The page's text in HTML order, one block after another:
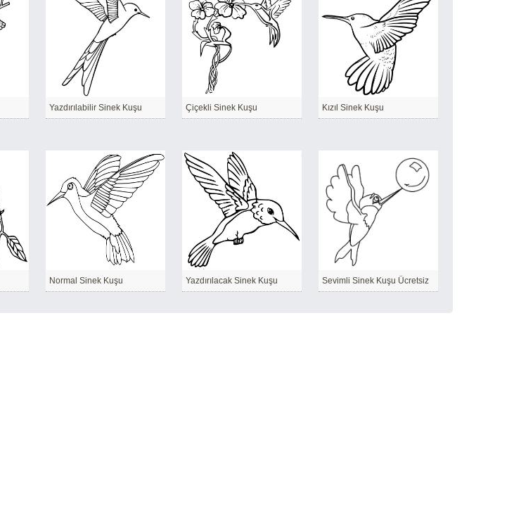
Yazdırılabilir Sinek Kuşu Çiçekli Sinek Kuşu Kızıl Sinek Kuşu
Normal Sinek Kuşu Yazdırılacak Sinek Kuşu Sevimli Sinek Kuşu Ücretsiz